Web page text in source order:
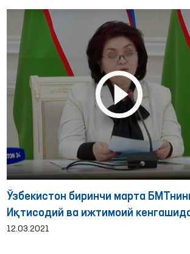
Ўзбекистон биринчи марта
Иқтисодий ва ижтимоий
иштирок этди.
12.03.2021